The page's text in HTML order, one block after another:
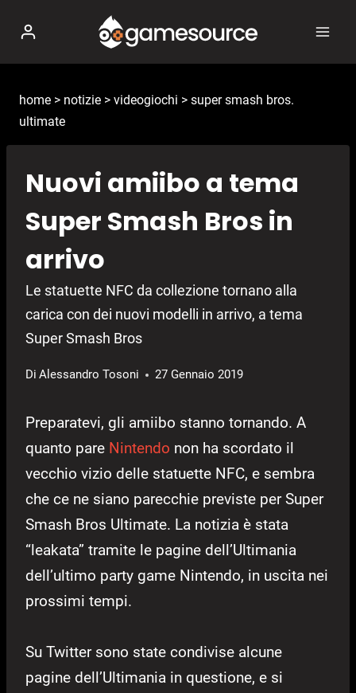
contenuto
home > notizie > videogiochi > super smash bros.
ultimate
Nuovi amiibo a tema
Super Smash Bros in
arrivo
Le statuette NFC da collezione tornano alla
carica con dei nuovi modelli in arrivo, a tema
Super Smash Bros
Di Alessandro Tosoni 27 Gennaio 2019
Preparatevi, gli amiibo stanno tornando. A
quanto pare Nintendo non ha scordato il
vecchio vizio delle statuette NFC, e sembra
che ce ne siano parecchie previste per Super
Smash Bros Ultimate. La notizia è stata
“leakata” tramite le pagine dell’Ultimania
dell’ultimo party game Nintendo, in uscita nei
prossimi tempi.
Su Twitter sono state condivise alcune
pagine dell’Ultimania in questione, e si